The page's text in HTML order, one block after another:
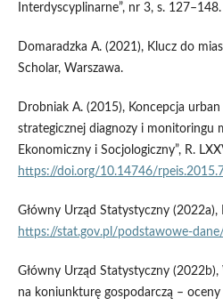
Interdyscyplinarne”, nr 3, s. 127–148.
Domaradzka A. (2021), Klucz do
Scholar, Warszawa.
Drobniak A. (2015), Koncepcja
strategicznej diagnozy i monitoringu
Ekonomiczny i Socjologiczny”, R.
https://doi.org/10.14746/
Główny Urząd Statystyczny (2022a),
https://stat.gov.pl/podstawowe-
Główny Urząd Statystyczny
na koniunkturę gospodarczą –